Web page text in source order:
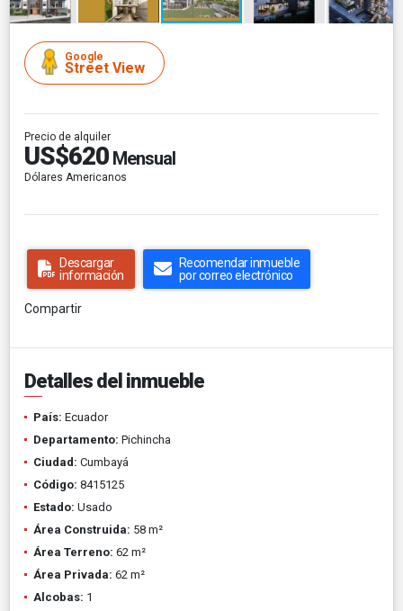
Google
Street View
Precio de alquiler
US$620 Mensual
Dólares Americanos
Descargar
información
Recomendar inmueble
por correo electrónico
Compartir
Detalles del inmueble
País: Ecuador
Departamento: Pichincha
Ciudad: Cumbayá
Código: 8415125
Estado: Usado
Área Construida: 58 m²
Área Terreno: 62 m²
Área Privada: 62 m²
Alcobas: 1